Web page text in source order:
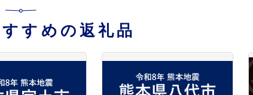
すめの返礼品